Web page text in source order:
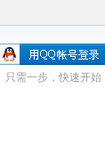
只需一步，快速开始